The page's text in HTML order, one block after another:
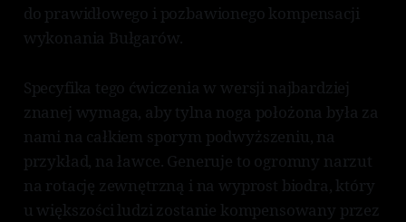
do prawidłowego i pozbawionego kompensacji
wykonania Bułgarów.
Specyfika tego ćwiczenia w wersji najbardziej
znanej wymaga, aby tylna noga położona była za
nami na całkiem sporym podwyższeniu, na
przykład, na ławce. Generuje to ogromny narzut
na rotację zewnętrzną i na wyprost biodra, który
u większości ludzi zostanie kompensowany przez